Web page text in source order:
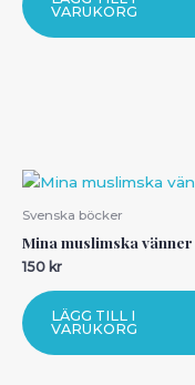
VARUKORG
Svenska böcker
Mina muslimska vänner
150 kr
LÄGG TILL I
VARUKORG